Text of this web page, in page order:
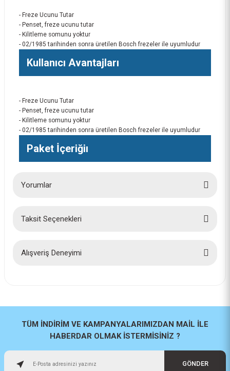
- Freze Ucunu Tutar
- Penset, freze ucunu tutar
- Kilitleme somunu yoktur
- 02/1985 tarihinden sonra üretilen Bosch frezeler ile uyumludur
Kullanıcı Avantajları
- Freze Ucunu Tutar
- Penset, freze ucunu tutar
- Kilitleme somunu yoktur
- 02/1985 tarihinden sonra üretilen Bosch frezeler ile uyumludur
Paket İçeriğiı
Yorumlar
Taksit Seçenekleri
Alışveriş Deneyimi
orijinal
H... U... | 02/06/2026
TÜM İNDİRİM VE KAMPANYALARIMIZDAN MAİL İLE
HABERDAR OLMAK İSTERMİSİNİZ ?
GÖNDER